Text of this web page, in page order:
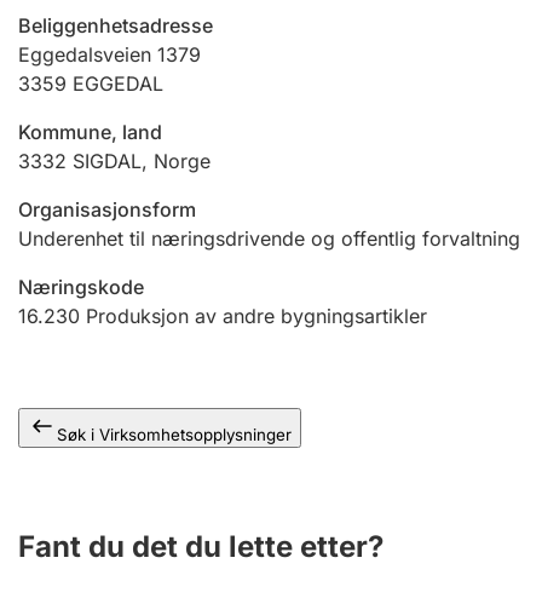
Jeger
Betaling og jegeravgiftskort
Ektepaktveileder
Beliggenhetsadresse
Eggedalsveien 1379
3359 EGGEDAL
Kommune, land
3332 SIGDAL, Norge
Organisasjonsform
Underenhet til næringsdrivende og offentlig forvaltning
Næringskode
16.230 Produksjon av andre bygningsartikler
Søk i Virksomhetsopplysninger
Fant du det du lette etter?